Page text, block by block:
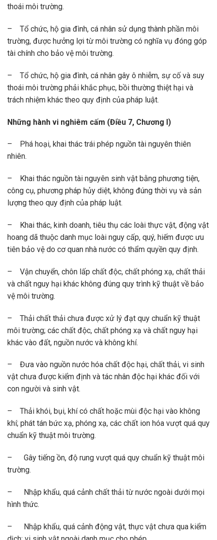
thoái môi trường.
– Tổ chức, hộ gia đình, cá nhân sử dụng thành phần môi
trường, được hưởng lợi từ môi trường có nghĩa vụ đóng góp
tài chính cho bảo vệ môi trường.
– Tổ chức, hộ gia đình, cá nhân gây ô nhiễm, sự cố và suy
thoái môi trường phải khắc phục, bồi thường thiệt hại và
trách nhiệm khác theo quy định của pháp luật.
Những hành vi nghiêm cấm (Điều 7, Chương I)
– Phá hoại, khai thác trái phép nguồn tài nguyên thiên
nhiên.
– Khai thác nguồn tài nguyên sinh vật bằng phương tiện,
công cụ, phương pháp hủy diệt, không đúng thời vụ và sản
lượng theo quy định của pháp luật.
– Khai thác, kinh doanh, tiêu thụ các loài thực vật, động vật
hoang dã thuộc danh mục loài nguy cấp, quý, hiếm được ưu
tiên bảo vệ do cơ quan nhà nước có thẩm quyền quy định.
– Vận chuyển, chôn lấp chất độc, chất phóng xạ, chất thải
và chất nguy hại khác không đúng quy trình kỹ thuật về bảo
vệ môi trường.
– Thải chất thải chưa được xử lý đạt quy chuẩn kỹ thuật
môi trường; các chất độc, chất phóng xạ và chất nguy hại
khác vào đất, nguồn nước và không khí.
– Đưa vào nguồn nước hóa chất độc hại, chất thải, vi sinh
vật chưa được kiểm định và tác nhân độc hại khác đối với
con người và sinh vật.
– Thải khói, bụi, khí có chất hoặc mùi độc hại vào không
khí; phát tán bức xạ, phóng xạ, các chất ion hóa vượt quá quy
chuẩn kỹ thuật môi trường.
– Gây tiếng ồn, độ rung vượt quá quy chuẩn kỹ thuật môi
trường.
– Nhập khẩu, quá cảnh chất thải từ nước ngoài dưới mọi
hình thức.
– Nhập khẩu, quá cảnh động vật, thực vật chưa qua kiểm